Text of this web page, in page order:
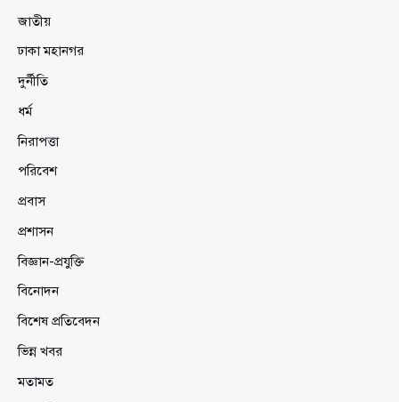
জাতীয়
ঢাকা মহানগর
দুর্নীতি
ধর্ম
নিরাপত্তা
পরিবেশ
প্রবাস
প্রশাসন
বিজ্ঞান-প্রযুক্তি
বিনোদন
বিশেষ প্রতিবেদন
ভিন্ন খবর
মতামত